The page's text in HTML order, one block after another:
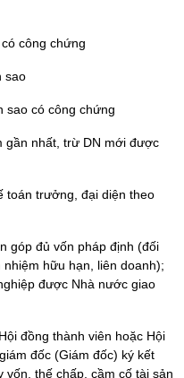
công chứng
sao
sao có công chứng
gần nhất, trừ DN mới được
toán trưởng, đại diện theo
góp đủ vốn pháp định (đối
hữu hạn, liên doanh);
được Nhà nước giao
đồng thành viên hoặc Hội
đốc (Giám đốc) ký kết
vốn, thế chấp, cầm cố tài sản